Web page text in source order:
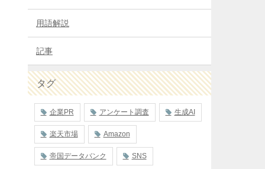
用語解説
記事
タグ
企業PR アンケート調査 生成AI
楽天市場 Amazon
帝国データバンク SNS